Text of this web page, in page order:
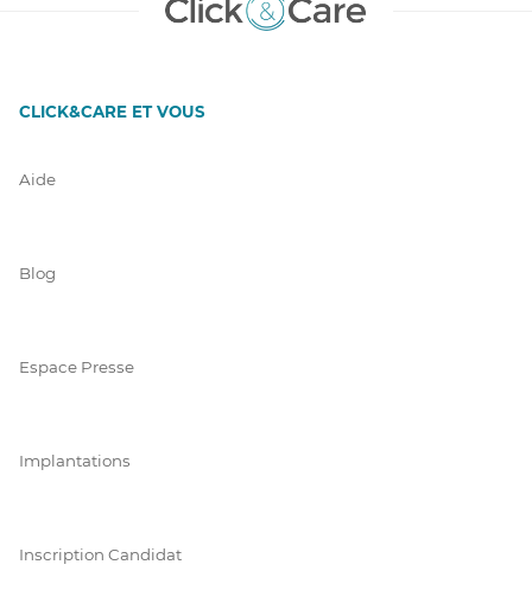
CLICK&CARE ET VOUS
Aide
Blog
Espace Presse
Implantations
Inscription Candidat